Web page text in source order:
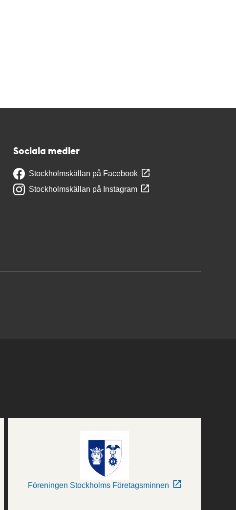
Sociala medier
Stockholmskällan på Facebook
Stockholmskällan på Instagram
Föreningen Stockholms Företagsminnen